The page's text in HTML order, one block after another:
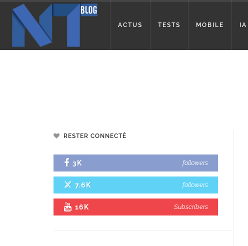
ACTUS TESTS MOBILE IA
RESTER CONNECTÉ
3K followers
7.6K followers
16K Subscribers